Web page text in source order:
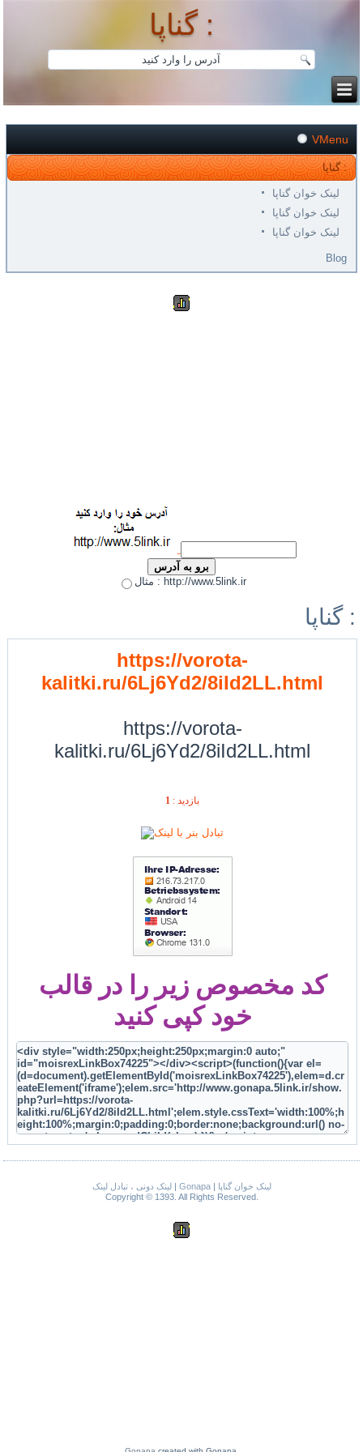
گناپا :
VMenu
گناپا :
لینک خوان گناپا
لینک خوان گناپا
لینک خوان گناپا
Blog
مثال : http://www.5link.ir
گناپا :
https://vorota-
kalitki.ru/6Lj6Yd2/8iId2LL.html
https://vorota-
kalitki.ru/6Lj6Yd2/8iId2LL.html
بازديد : 1
کد مخصوص زیر را در قالب
خود کپی کنید
لینک دونی ، تبادل لینک| Gonapa|
لینک خوان گناپا
Copyright © 1393. All Rights Reserved.